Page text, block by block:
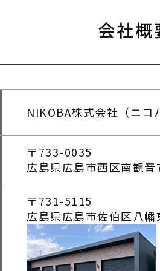
会社概
NIKOBA株式会社（ニコ
〒733-0035
広島県広島市西区南観
〒731-5115
広島県広島市佐伯区八